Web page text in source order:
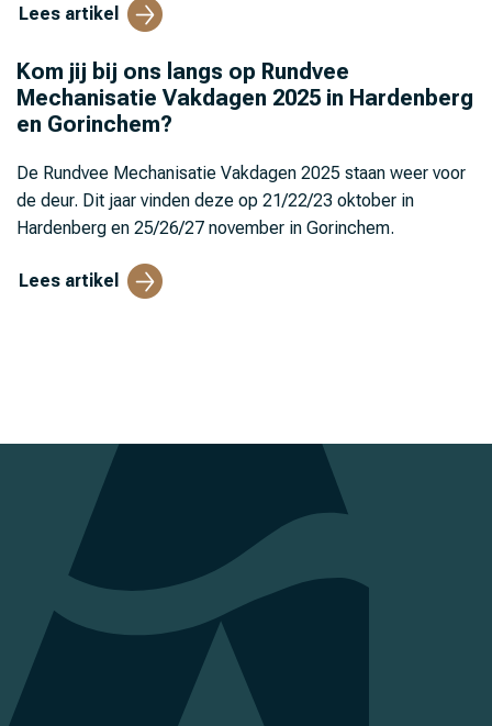
Lees artikel
Kom jij bij ons langs op Rundvee
Mechanisatie Vakdagen 2025 in Hardenberg
en Gorinchem?
De Rundvee Mechanisatie Vakdagen 2025 staan weer voor
de deur. Dit jaar vinden deze op 21/22/23 oktober in
Hardenberg en 25/26/27 november in Gorinchem.
Lees artikel